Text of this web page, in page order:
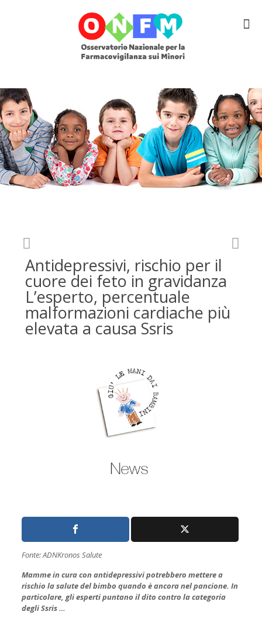
Antidepressivi, rischio per il
cuore dei feto in gravidanza
L’esperto, percentuale
malformazioni cardiache più
elevata a causa Ssris
Fonte: ADNKronos Salute
Mamme in cura con antidepressivi potrebbero mettere a
rischio la salute del bimbo quando è ancora nel pancione. In
particolare, gli esperti puntano il dito contro la categoria
degli Ssris …